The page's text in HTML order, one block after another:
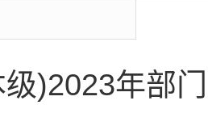
)2023年部